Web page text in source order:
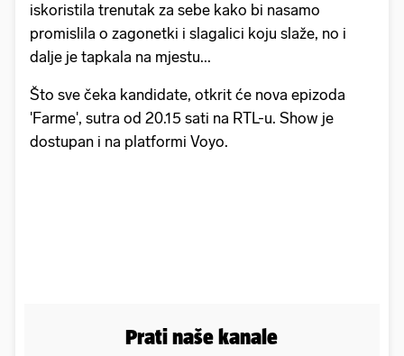
iskoristila trenutak za sebe kako bi nasamo
promislila o zagonetki i slagalici koju slaže, no i
dalje je tapkala na mjestu...
Što sve čeka kandidate, otkrit će nova epizoda
'Farme', sutra od 20.15 sati na RTL-u. Show je
dostupan i na platformi Voyo.
Prati naše kanale